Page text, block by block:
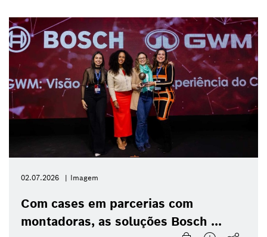
02.07.2026 Imagem
Com cases em parcerias com
montadoras, as soluções Bosch ...